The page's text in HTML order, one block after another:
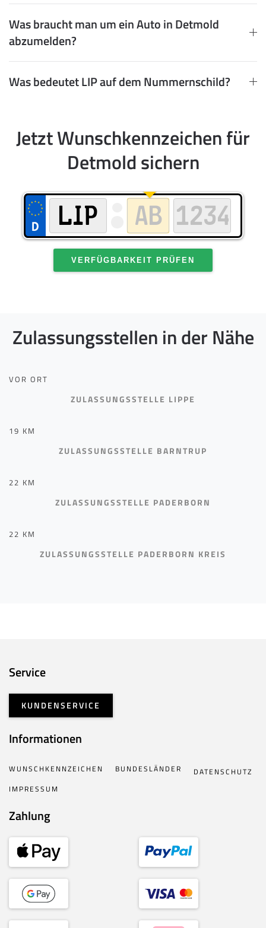
Was braucht man um ein Auto in Detmold
abzumelden?
Was bedeutet LIP auf dem Nummernschild?
Jetzt Wunschkennzeichen für
Detmold sichern
VERFÜGBARKEIT PRÜFEN
Zulassungsstellen in der Nähe
VOR ORT
ZULASSUNGSSTELLE LIPPE
19 KM
ZULASSUNGSSTELLE BARNTRUP
22 KM
ZULASSUNGSSTELLE PADERBORN
22 KM
ZULASSUNGSSTELLE PADERBORN KREIS
Service
KUNDENSERVICE
Informationen
WUNSCHKENNZEICHEN BUNDESLÄNDER
DATENSCHUTZ
IMPRESSUM
Zahlung